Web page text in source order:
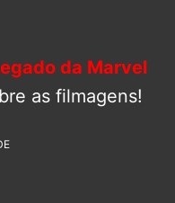
da Marvel
as filmagens!